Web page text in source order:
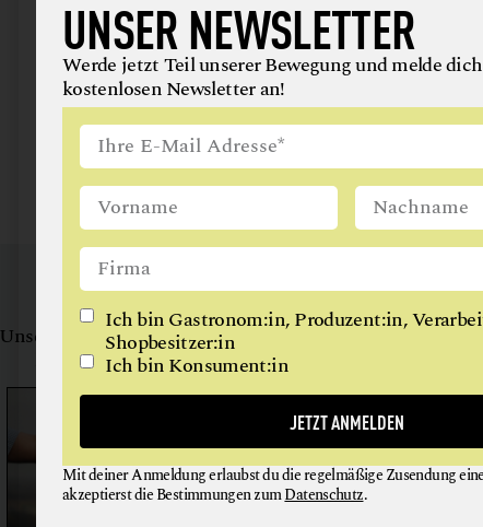
NEU BEIGAUMEN
Unsere Bewegung wächst: Um Menschen, die
herstellen oder verarbeiten. Und uns inspirieren, uns
UNSER NEWSLETTER
Werde jetzt Teil unserer Bewegung und melde
kostenlosen Newsletter an!
Ich bin Gastronom:in, Produzent:in,
Shopbesitzer:in
Ich bin Konsument:in
JETZT ANMELDEN
Mit deiner Anmeldung erlaubst du die regelmäßige Zusendung
akzeptierst die Bestimmungen zumDatenschutz.